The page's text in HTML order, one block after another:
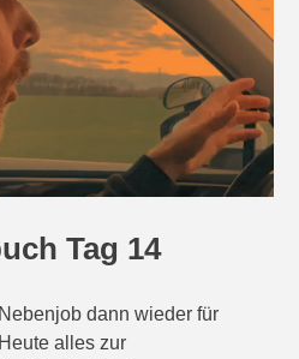
Tag 14
dann wieder für
alles zur